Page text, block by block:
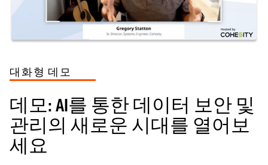
대화형 데모
데모: AI를 통한 데이터 보안 및
관리의 새로운 시대를 열어보
세요